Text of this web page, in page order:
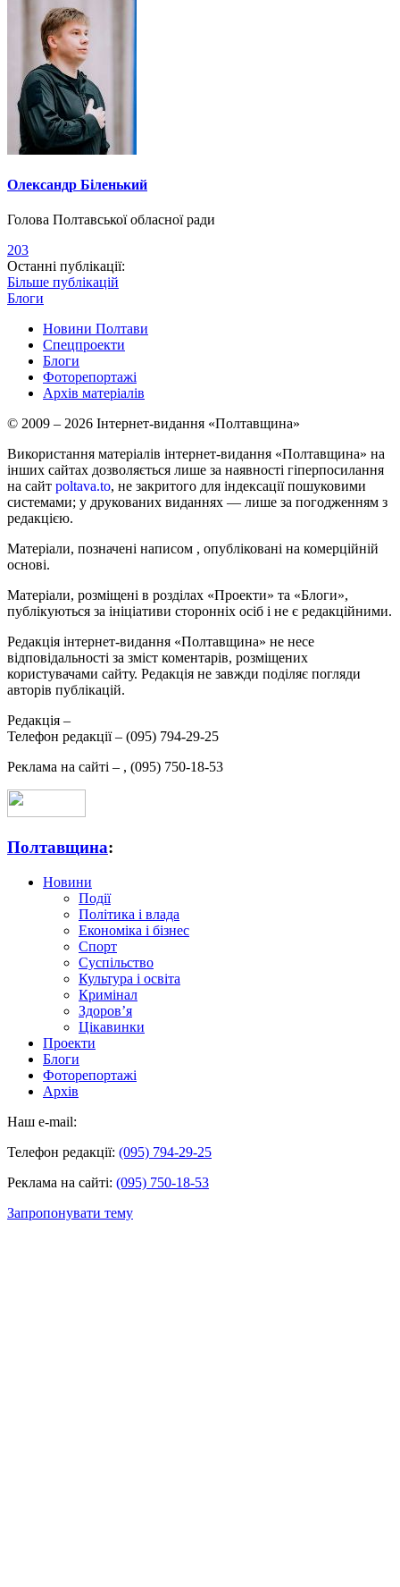
Олександр Біленький
Голова Полтавської обласної ради
203
Останні публікації:
Більше публікацій
Блоги
Новини Полтави
Спецпроекти
Блоги
Фоторепортажі
Архів матеріалів
© 2009 – 2026 Інтернет-видання «Полтавщина»
Використання матеріалів інтернет-видання «Полтавщина» на
інших сайтах дозволяється лише за наявності гіперпосилання
на сайт poltava.to, не закритого для індексації пошуковими
системами; у друкованих виданнях — лише за погодженням з
редакцією.
Матеріали, позначені написом , опубліковані на комерційній
основі.
Матеріали, розміщені в розділах «Проекти» та «Блоги»,
публікуються за ініціативи сторонніх осіб і не є редакційними.
Редакція інтернет-видання «Полтавщина» не несе
відповідальності за зміст коментарів, розміщених
користувачами сайту. Редакція не завжди поділяє погляди
авторів публікацій.
Редакція –
Телефон редакції – (095) 794-29-25
Реклама на сайті – , (095) 750-18-53
Полтавщина:
Новини
Події
Політика і влада
Економіка і бізнес
Спорт
Суспільство
Культура і освіта
Кримінал
Здоров’я
Цікавинки
Проекти
Блоги
Фоторепортажі
Архів
Наш e-mail:
Телефон редакції: (095) 794-29-25
Реклама на сайті: (095) 750-18-53
Запропонувати тему